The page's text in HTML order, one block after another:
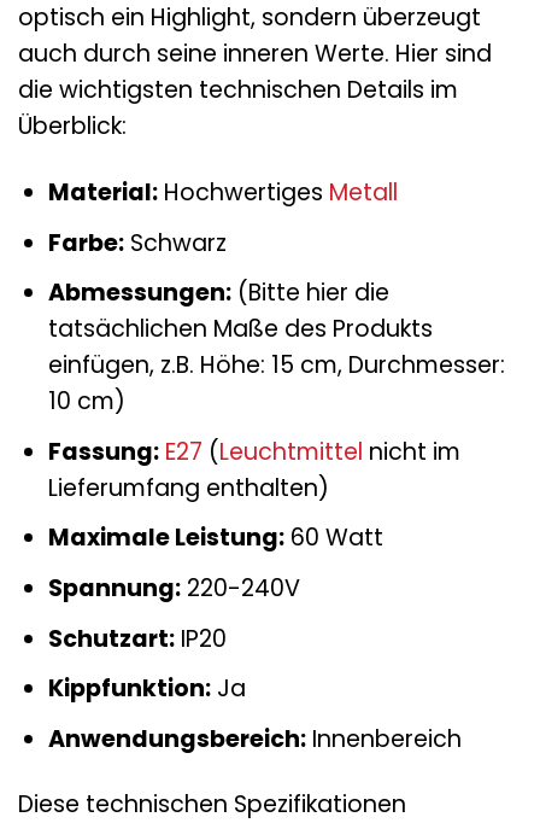
optisch ein Highlight, sondern überzeugt
auch durch seine inneren Werte. Hier sind
die wichtigsten technischen Details im
Überblick:
Material:Hochwertiges Metall
Farbe:Schwarz
Abmessungen:(Bitte hier die
tatsächlichen Maße des Produkts
einfügen, z.B. Höhe: 15 cm, Durchmesser:
10 cm)
Fassung: E27 (Leuchtmittel nicht im
Lieferumfang enthalten)
Maximale Leistung:60 Watt
Spannung:220-240V
Schutzart:IP20
Kippfunktion:Ja
Anwendungsbereich:Innenbereich
Diese technischen Spezifikationen